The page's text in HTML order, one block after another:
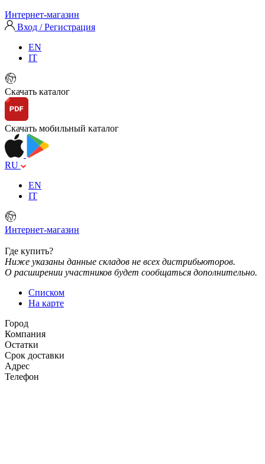
Интернет-магазин
Вход / Регистрация
EN
IT
Скачать каталог
Скачать мобильный каталог
RU
EN
IT
Интернет-магазин
Где купить?
Ниже указаны данные складов не всех дистрибьюторов.
О расширении участников будет сообщаться дополнительно.
Списком
На карте
Город
Компания
Остатки
Срок доставки
Адрес
Телефон